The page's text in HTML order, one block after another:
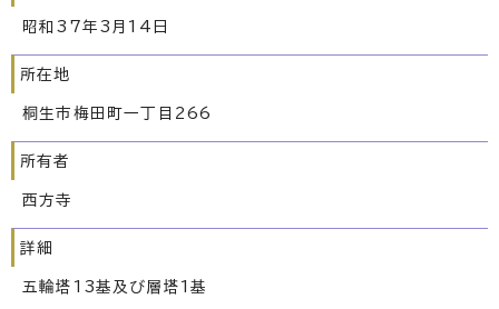
昭和37年3月14日
所在地
桐生市梅田町一丁目266
所有者
西方寺
詳細
五輪塔13基及び層塔1基